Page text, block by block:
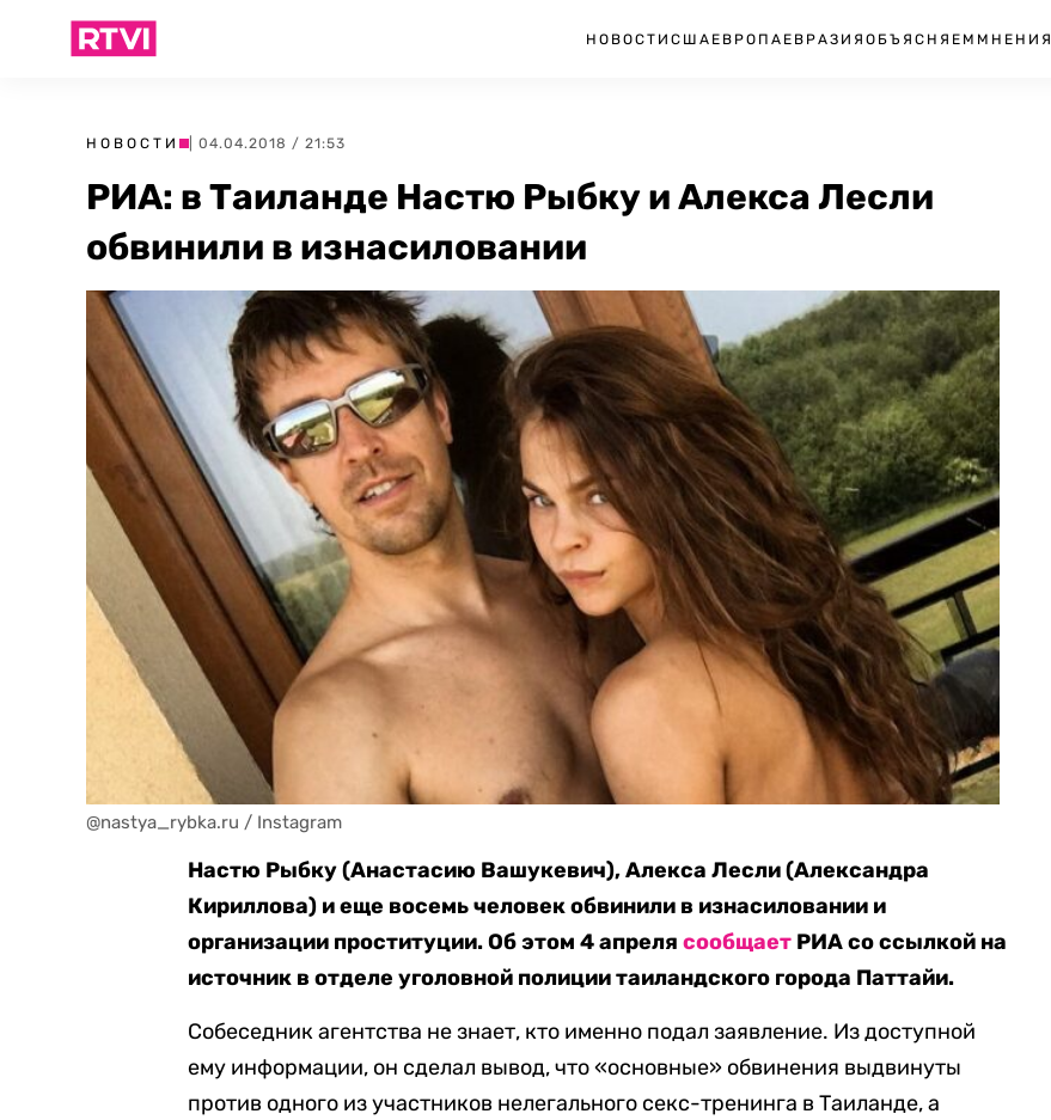
НОВОСТИ США ЕВРОПА ЕВРАЗИЯ ОБЪЯСНЯЕМ МНЕНИЯ
НОВОСТИ | 04.04.2018 / 21:53
РИА: в Таиланде Настю Рыбку и Алекса Лесли
обвинили в изнасиловании
@nastya_rybka.ru / Instagram
Настю Рыбку (Анастасию Вашукевич), Алекса Лесли (Александра
Кириллова) и еще восемь человек обвинили в изнасиловании и
организации проституции. Об этом 4 апрелясообщает РИА со ссылкой на
источник в отделе уголовной полиции таиландского города Паттайи.
Собеседник агентства не знает, кто именно подал заявление. Из доступной
ему информации, он сделал вывод, что «основные» обвинения выдвинуты
против одного из участников нелегального секс-тренинга в Таиланде, а